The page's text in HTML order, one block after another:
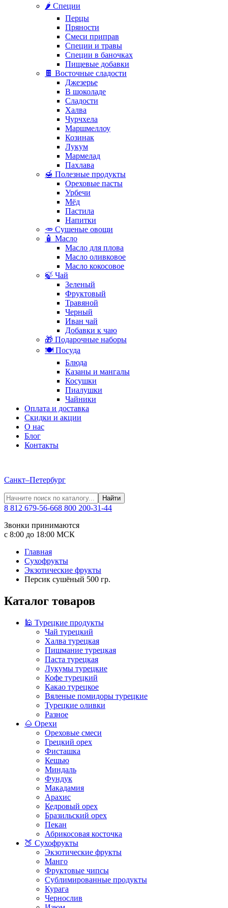
🌶️ Специи
Перцы
Пряности
Смеси приправ
Специи и травы
Специи в баночках
Пищевые добавки
🍫 Восточные сладости
Джезерье
В шоколаде
Сладости
Халва
Чурчхела
Маршмеллоу
Козинак
Лукум
Мармелад
Пахлава
🍯 Полезные продукты
Ореховые пасты
Урбечи
Мёд
Пастила
Напитки
🥕 Сушеные овощи
🧴 Масло
Масло для плова
Масло оливковое
Масло кокосовое
🍃 Чай
Зеленый
Фруктовый
Травяной
Черный
Иван чай
Добавки к чаю
🎁 Подарочные наборы
🍽️ Посуда
Блюда
Казаны и мангалы
Косушки
Пиалушки
Чайники
Оплата и доставка
Скидки и акции
О нас
Блог
Контакты
Санкт–Петербург
Найти
8 812 679-56-668 800 200-31-44
Звонки принимаются
с 8:00 до 18:00 МСК
Главная
Сухофрукты
Экзотические фрукты
Персик сушёный 500 гр.
Каталог товаров
🕌 Турецкие продукты
Чай турецкий
Халва турецкая
Пишмание турецкая
Паста турецкая
Лукумы турецкие
Кофе турецкий
Какао турецкое
Вяленые помидоры турецкие
Турецкие оливки
Разное
🌰 Орехи
Ореховые смеси
Грецкий орех
Фисташка
Кешью
Миндаль
Фундук
Макадамия
Арахис
Кедровый орех
Бразильский орех
Пекан
Абрикосовая косточка
🍑 Сухофрукты
Экзотические фрукты
Манго
Фруктовые чипсы
Сублимированные продукты
Курага
Чернослив